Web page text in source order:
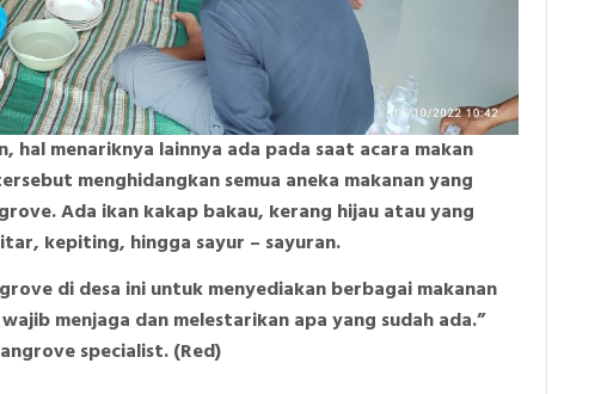
hal menariknya lainnya ada pada saat acara makan
menghidangkan semua aneka makanan yang
Ada ikan kakap bakau, kerang hijau atau yang
kepiting, hingga sayur – sayuran.
di desa ini untuk menyediakan berbagai makanan
menjaga dan melestarikan apa yang sudah ada.”
specialist. (Red)